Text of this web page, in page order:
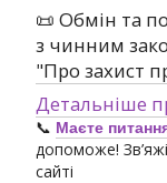
📜 Обмін та
з чинним
"Про захист
Детальніше
📞 Маєте
допоможе!
сайті